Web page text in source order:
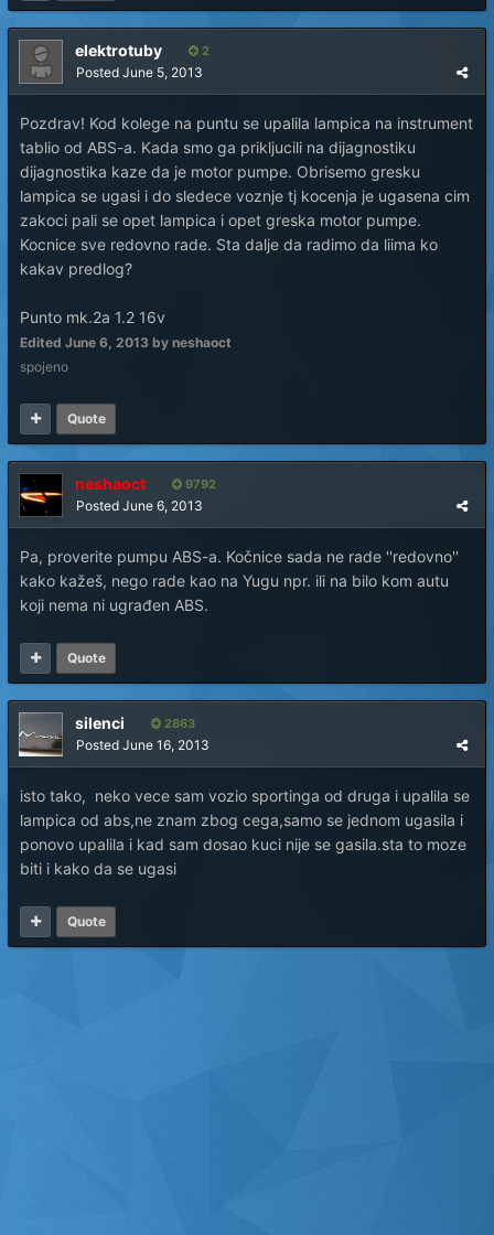
elektrotuby 2
Posted June 5, 2013
Pozdrav! Kod kolege na puntu se upalila lampica na instrument
tablio od ABS-a. Kada smo ga prikljucili na dijagnostiku
dijagnostika kaze da je motor pumpe. Obrisemo gresku
lampica se ugasi i do sledece voznje tj kocenja je ugasena cim
zakoci pali se opet lampica i opet greska motor pumpe.
Kocnice sve redovno rade. Sta dalje da radimo da liima ko
kakav predlog?
Punto mk.2a 1.2 16v
Edited June 6, 2013 by neshaoct
spojeno
Quote
neshaoct 9792
Posted June 6, 2013
Pa, proverite pumpu ABS-a. Kočnice sada ne rade ''redovno''
kako kažeš, nego rade kao na Yugu npr. ili na bilo kom autu
koji nema ni ugrađen ABS.
Quote
silenci 2863
Posted June 16, 2013
isto tako, neko vece sam vozio sportinga od druga i upalila se
lampica od abs,ne znam zbog cega,samo se jednom ugasila i
ponovo upalila i kad sam dosao kuci nije se gasila.sta to moze
biti i kako da se ugasi
Quote